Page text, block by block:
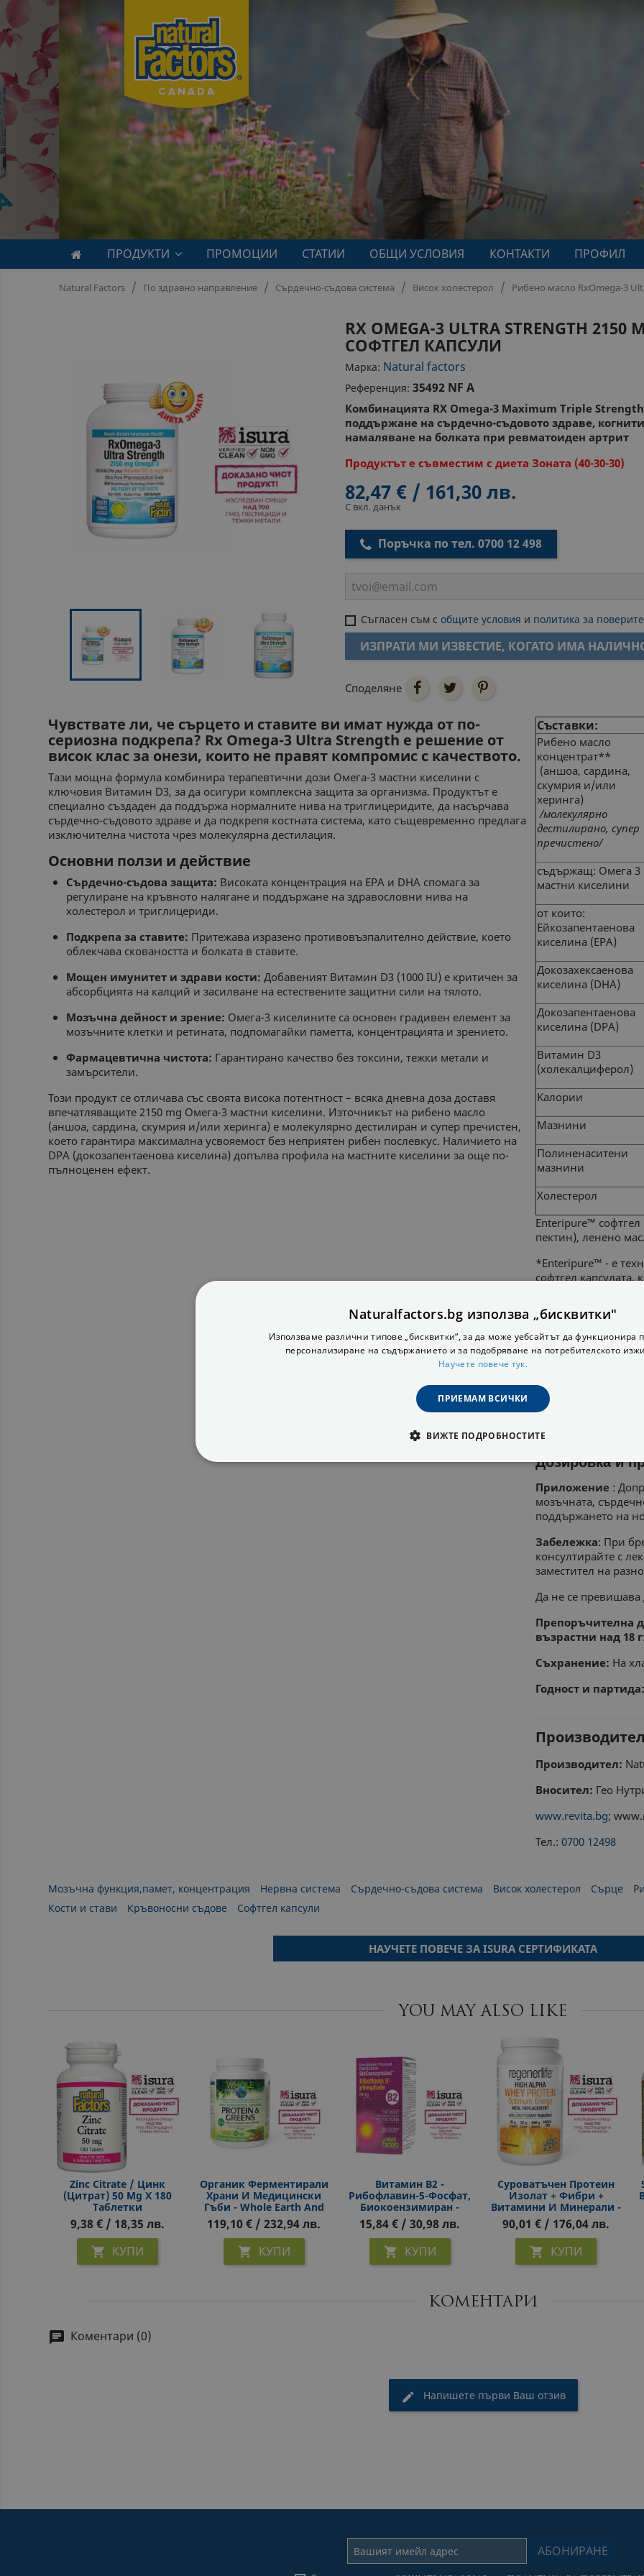
ПРОДУКТИ ПРОМОЦИИ СТАТИИ ОБЩИ УСЛОВИЯ КОНТАКТИ ПРОФИЛ
Natural Factors По здравно направление Сърдечно-съдова система Висок холестерол Рибено масло RxOmega-3
RX OMEGA-3 ULTRA STRENGTH
СОФТГЕЛ КАПСУЛИ
Марка: Natural factors
Референция: 35492 NF A
Комбинацията RX Omega-3 Maximum Triple
поддържане на сърдечно-съдовото здраве,
намаляване на болката при ревматоиден артрит
Продуктът е съвместим с диета Зоната (40-30-30)
82,47 € / 161,30 лв.
С вкл. данък
Поръчка по тел. 0700 12 498
Съгласен съм собщите условия и политика за
ИЗПРАТИ МИ ИЗВЕСТИЕ, КОГАТО ИМА
Споделяне
Чувствате ли, че сърцето и ставите ви имат нужда от по-
сериозна подкрепа? Rx Omega-3 Ultra Strength е решение от
висок клас за онези, които не правят компромис с качеството.
Тази мощна формула комбинира терапевтични дози Омега-3 мастни киселини с
ключовия Витамин D3, за да осигури комплексна защита за организма. Продуктът е
специално създаден да поддържа нормалните нива на триглицеридите, да насърчава
сърдечно-съдовото здраве и да подкрепя костната система, като същевременно предлага
изключителна чистота чрез молекулярна дестилация.
Основни ползи и действие
Сърдечно-съдова защита: Високата концентрация на EPA и DHA спомага за
регулиране на кръвното налягане и поддържане на здравословни нива на
холестерол и триглицериди.
Подкрепа за ставите: Притежава изразено противовъзпалително действие, което
облекчава сковаността и болката в ставите.
Мощен имунитет и здрави кости: Добавеният Витамин D3 (1000 IU) е критичен за
абсорбцията на калций и засилване на естествените защитни сили на тялото.
Мозъчна дейност и зрение: Омега-3 киселините са основен градивен елемент за
мозъчните клетки и ретината, подпомагайки паметта, концентрацията и зрението.
Фармацевтична чистота: Гарантирано качество без токсини, тежки метали и
замърсители.
Този продукт се отличава със своята висока потентност – всяка дневна доза доставя
впечатляващите 2150 mg Омега-3 мастни киселини. Източникът на рибено масло
(аншоа, сардина, скумрия и/или херинга) е молекулярно дестилиран и супер пречистен,
което гарантира максимална усвояемост без неприятен рибен послевкус. Наличието на
DPA (докозапентаенова киселина) допълва профила на мастните киселини за още по-
пълноценен ефект.
Съставки:
Рибено масло
концентрат**
(аншоа, сардина,
скумрия и/или
херинга)
/молекулярно
дестилирано, супер
пречистено/
съдържащ: Омега 3
мастни киселини
от които:
Ейкозапентаенова
киселина (EPА)
Докозахексаенова
киселина (DHА)
Докозапентаенова
киселина (DPA)
Витамин D3
(холекалциферол)
Kaлории
Мазнини
Полиненаситени
мазнини
Холестерол
Enteripure™
пектин), ленено
*Enteripure™ - е
софтгел капсулата,
стомашните
директно в червата.
**фармацевтичен
Съдържа: Риба,
Не съдържа
млечни продукти,
черупчести, ядки,
Дозировка и
Приложение :
мозъчната,
поддържането на
Забележка: При
консултирайте с
заместител на
Да не се превишава
Препоръчителна
възрастни над 18 г
Съхранение: На
Годност и партида:
Производител
Производител:
Вносител: Гео
www.revita.bg;
Тел.: 0700 12498
Мозъчна функция,памет, концентрация Нервна система Сърдечно-съдова система Висок холестерол Сърце
Кости и стави
Кръвоносни съдове Софтгел капсули
НАУЧЕТЕ ПОВЕЧЕ ЗА ISURA СЕРТИФИКАТА
YOU MAY ALSO LIKE
Zinc Citrate / Цинк
(цитрат) 50 Mg Х 180
Таблетки
9,38 € / 18,35 лв.
 КУПИ
Органик Ферментирали
Храни И Медицински
Гъби - Whole Earth And
Sea® - Източник На
Протеин И
Антиоксиданти, 656 G,
Прах
119,10 € / 232,94 лв.
 КУПИ
Витамин В2 -
Рибофлавин-5-Фосфат,
Биокоензимиран -
Сърдечносъдова
Система, Зрение,
Клетъчна Енергия , 50 Mg,
30 Капсули
15,84 € / 30,98 лв.
 КУПИ
Суроватъчен Протеин
Изолат + Фибри +
Витамини И Минерали -
Контрол На Апетита И
Теглото, 940 G, Прах С
Вкус На Шоколад
90,01 € / 176,04 лв.
 КУПИ
КОМЕНТАРИ
Коментари (0)
Напишете първи Ваш отзив
Naturalfactors.bg използва „бисквитки"
Използваме различни типове „бисквитки“, за да може уебсайтът да функционира
персонализиране на съдържанието и за подобряване на потребителското
Научете повече тук.
ПРИЕМАМ ВСИЧКИ
ВИЖТЕ ПОДРОБНОСТИТЕ
МАРКЕТИНГOВИ